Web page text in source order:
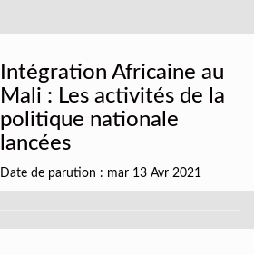
Intégration Africaine au
Mali : Les activités de la
politique nationale
lancées
Date de parution : mar 13 Avr 2021